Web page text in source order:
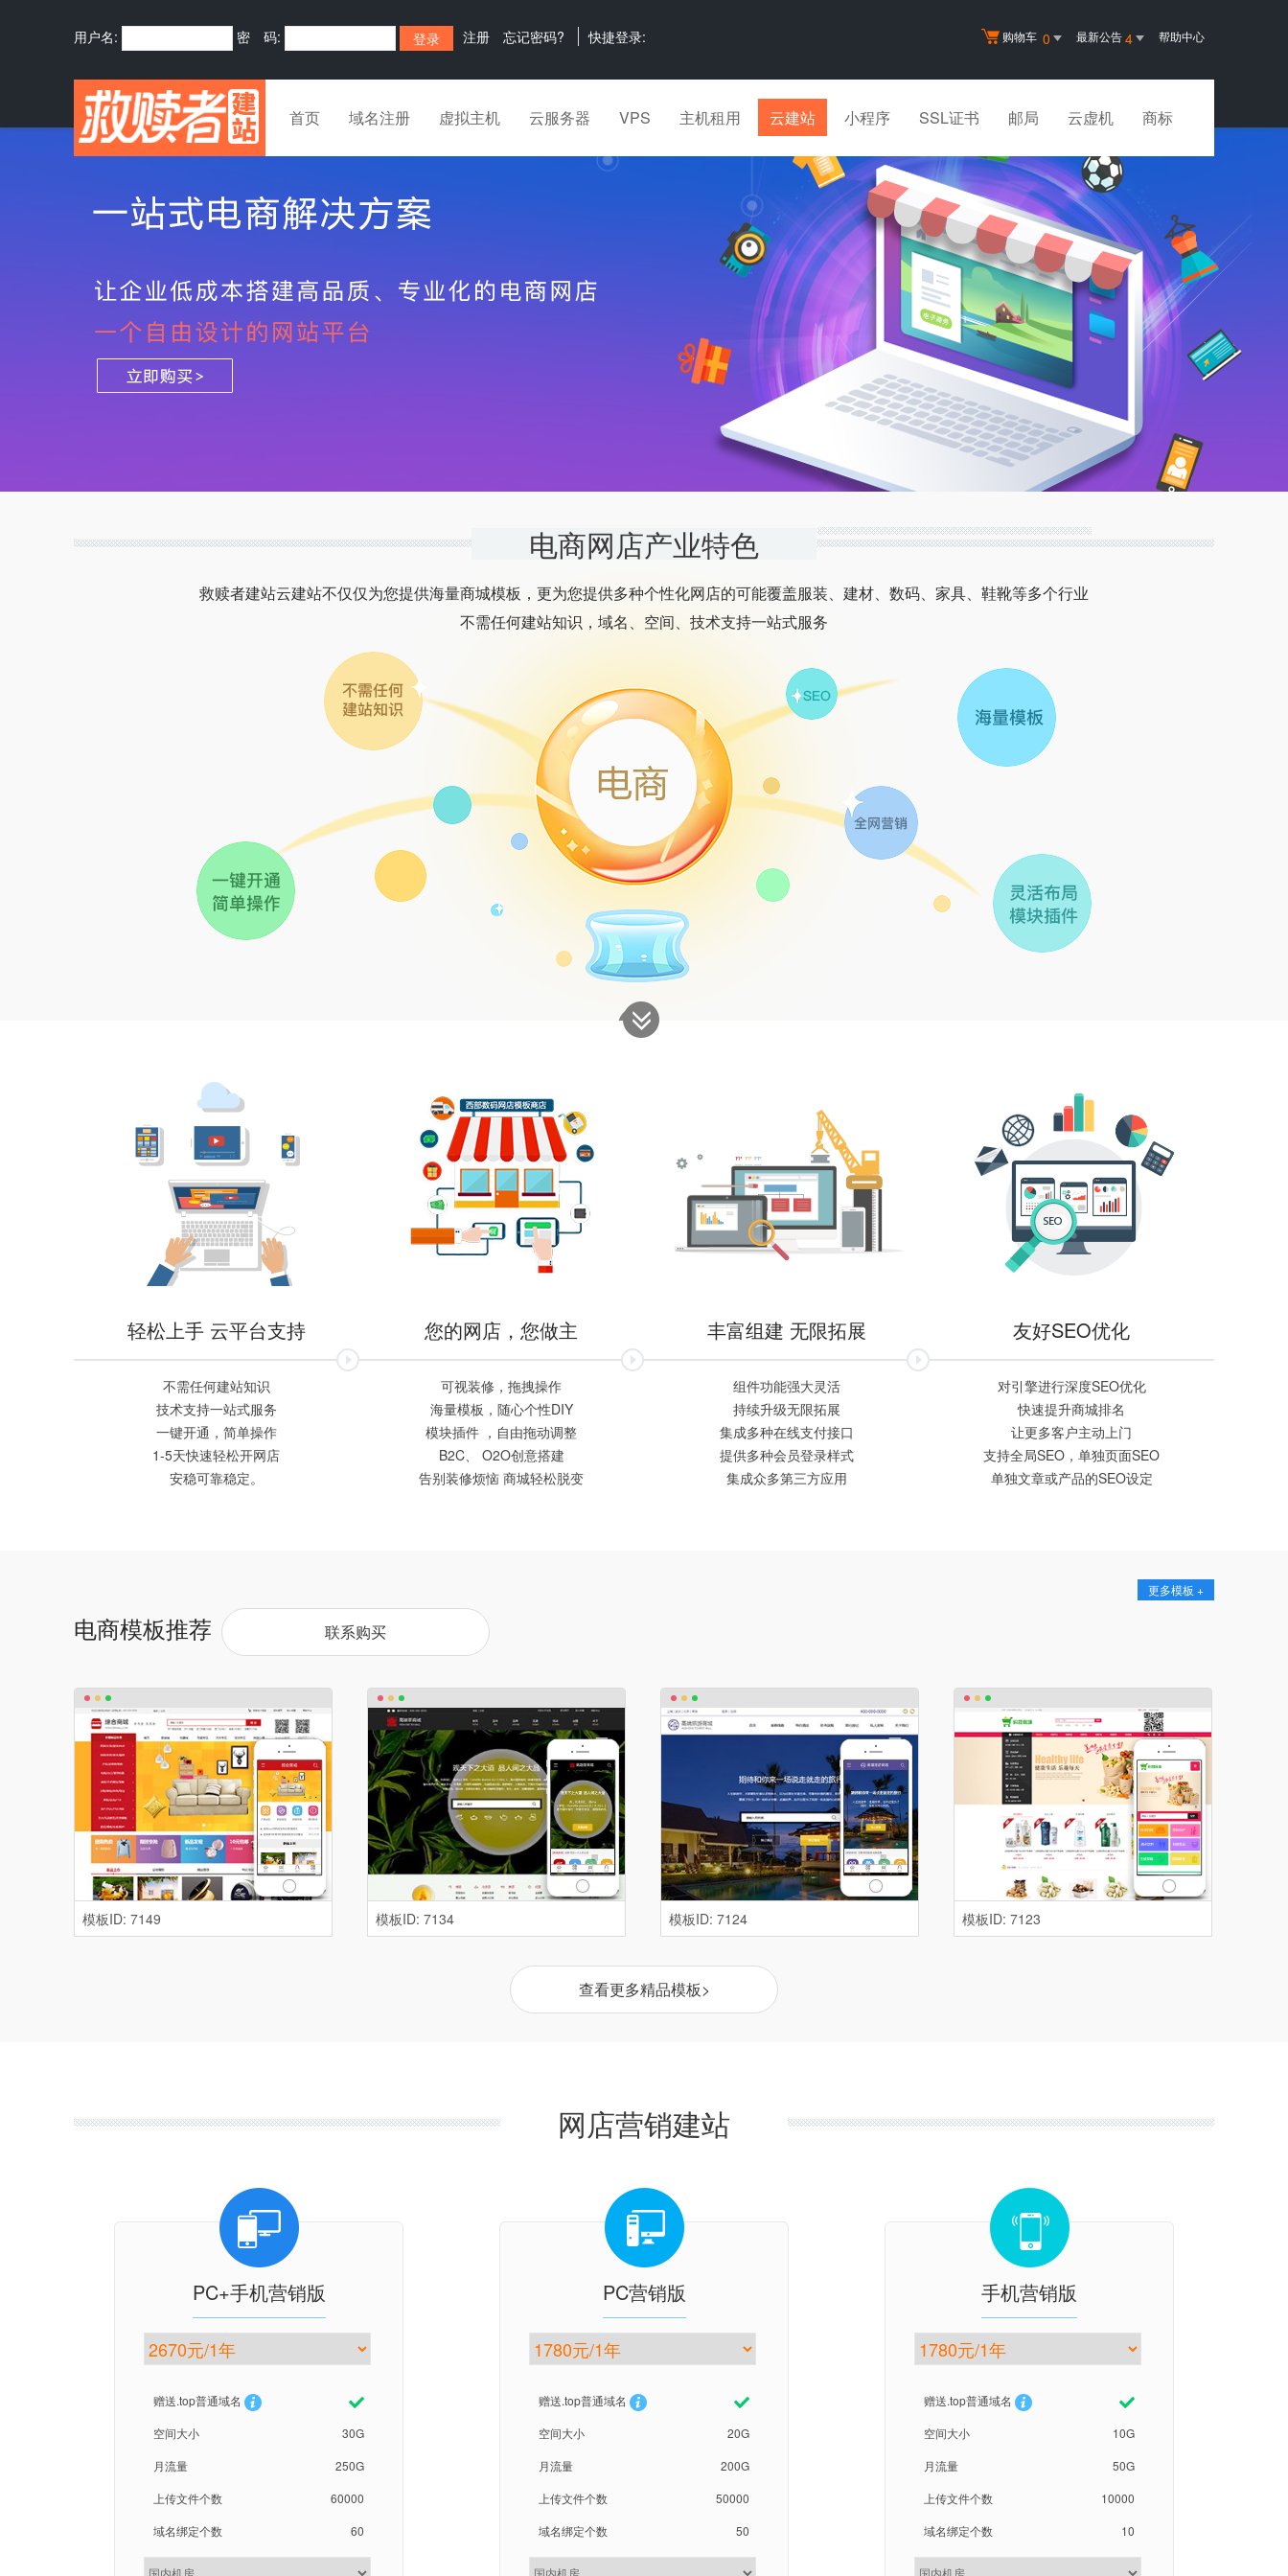
购物车 0 最新公告4 帮助中心
用户名: 密 码: 注册 忘记密码? 快捷登录:
首页 域名注册 虚拟主机 云服务器 VPS 主机租用 云建站 小程序 SSL证书 邮局 云虚机 商标
电商网店产业特色
救赎者建站云建站不仅仅为您提供海量商城模板，更为您提供多种个性化网店的可能覆盖服装、建材、数码、家具、鞋靴等多个行业
不需任何建站知识，域名、空间、技术支持一站式服务
轻松上手 云平台支持
不需任何建站知识
技术支持一站式服务
一键开通，简单操作
1-5天快速轻松开网店
安稳可靠稳定。
您的网店，您做主
可视装修，拖拽操作
海量模板，随心个性DIY
模块插件 ，自由拖动调整
B2C、 O2O创意搭建
告别装修烦恼 商城轻松脱变
丰富组建 无限拓展
组件功能强大灵活
持续升级无限拓展
集成多种在线支付接口
提供多种会员登录样式
集成众多第三方应用
友好SEO优化
对引擎进行深度SEO优化
快速提升商城排名
让更多客户主动上门
支持全局SEO，单独页面SEO
单独文章或产品的SEO设定
更多模板 +
电商模板推荐 联系购买
模板ID: 7149 模板ID: 7134 模板ID: 7124 模板ID: 7123
查看更多精品模板>
网店营销建站
PC+手机营销版
赠送.top普通域名
30G
空间大小
250G
月流量
60000
上传文件个数
60
域名绑定个数
PC营销版
赠送.top普通域名
20G
空间大小
200G
月流量
50000
上传文件个数
50
域名绑定个数
手机营销版
赠送.top普通域名
10G
空间大小
50G
月流量
10000
上传文件个数
10
域名绑定个数